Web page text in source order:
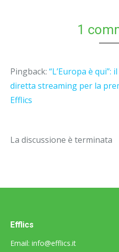
1
Pingback: “L’Europa è qui”:
diretta streaming per la
Efflics
La discussione è terminata
Efflics
Email: info@efflics.it